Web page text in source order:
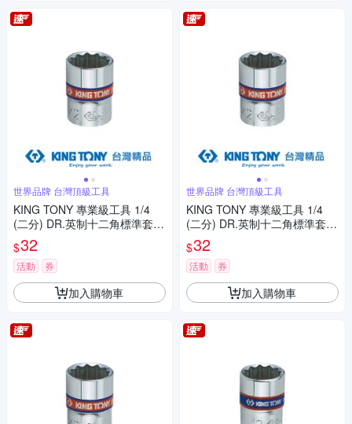
世界品牌 台灣頂級工具
KING TONY 專業級工具 1/4
(二分) DR.英制十二角標準套筒
5/32inch (233005S)
$32
活動 券
加入購物車
世界品牌 台灣頂級工具
KING TONY 專業級工具 1/4
(二分) DR.英制十二角標準套筒
3/16inch (233006S)
$32
活動 券
加入購物車